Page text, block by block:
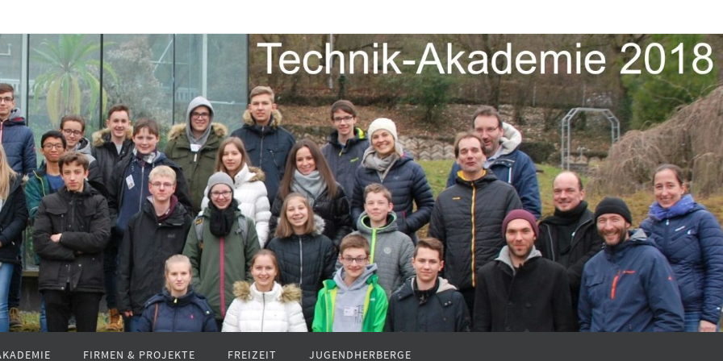
FIRMEN & PROJEKTE FREIZEIT JUGENDHERBERGE